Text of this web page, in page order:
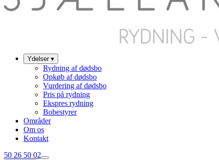
Ydelser ▾
Rydning af dødsbo
Opkøb af dødsbo
Vurdering af dødsbo
Pris på rydning
Ekspres rydning
Bobestyrer
Områder
Om os
Kontakt
50 26 50 02